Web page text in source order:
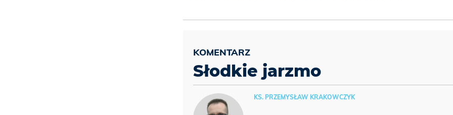
Słodkie jarzmo
KS. PRZEMYSŁAW KRAKOWCZYK